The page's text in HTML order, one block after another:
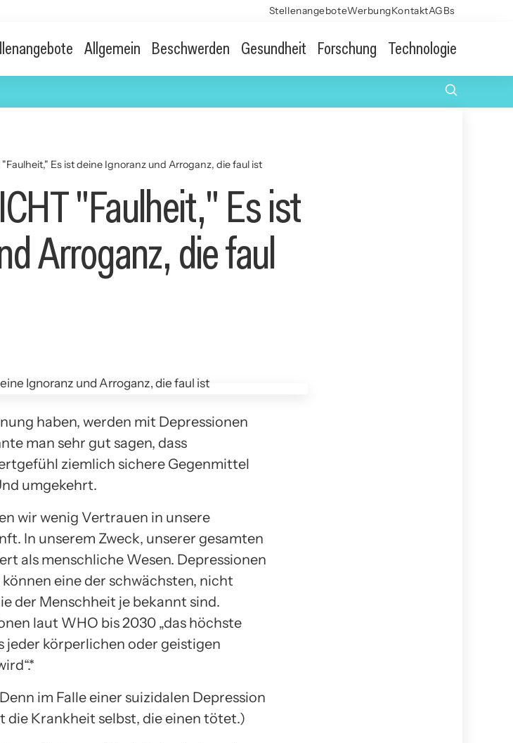
StellenangeboteWerbungKontaktAGBs
Allgemein Beschwerden Gesundheit Forschung Technologie
Es ist deine Ignoranz und Arroganz, die faul ist
"Faulheit," Es ist
Arroganz, die faul
haben, werden mit Depressionen
man sehr gut sagen, dass
ziemlich sichere Gegenmittel
umgekehrt.
wir wenig Vertrauen in unsere
In unserem Zweck, unserer gesamten
als menschliche Wesen. Depressionen
eine der schwächsten, nicht
der Menschheit je bekannt sind.
laut WHO bis 2030 „das höchste
jeder körperlichen oder geistigen
im Falle einer suizidalen Depression
die Krankheit selbst, die einen tötet.)